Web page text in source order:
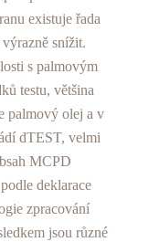
existuje řada
snížit.
s palmovým
testu, většina
palmový olej a v
dTEST, velmi
MCPD
deklarace
zpracování
jsou různé